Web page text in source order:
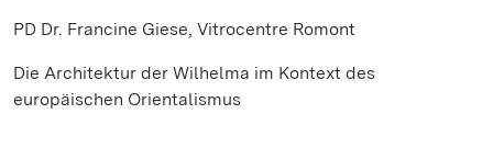
PD Dr. Francine Giese, Vitrocentre Romont
Die Architektur der Wilhelma im Kontext des
europäischen Orientalismus